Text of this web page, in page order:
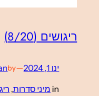
ריגושים (8/20)
ינו 1, 2024 —
by
in מיני סדרות,